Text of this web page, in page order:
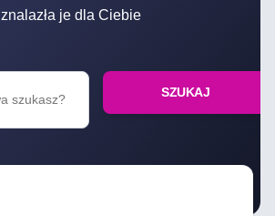
znalazła je dla Ciebie
SZUKAJ